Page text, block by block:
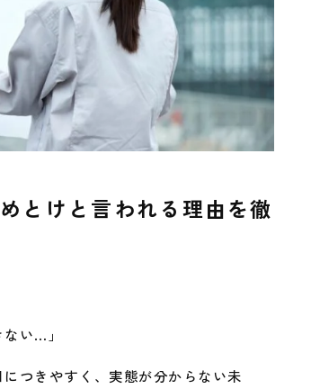
とけと言われる理由を徹
い…」
つきやすく、実態が分からない未